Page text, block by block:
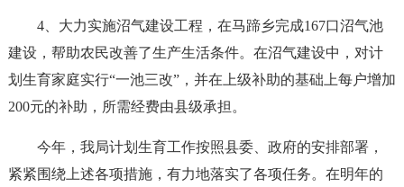
4、大力实施沼气建设工程，在马蹄乡完成167口沼气池
建设，帮助农民改善了生产生活条件。在沼气建设中，对计
划生育家庭实行“一池三改”，并在上级补助的基础上每户增加
200元的补助，所需经费由县级承担。
今年，我局计划生育工作按照县委、政府的安排部署，
紧紧围绕上述各项措施，有力地落实了各项任务。在明年的